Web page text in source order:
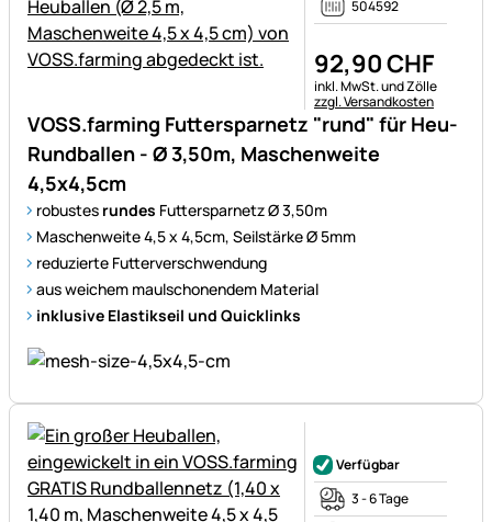
VOSS.farming Futtersparnetz "rund" für Heu-
Rundballen - Ø 3,50m, Maschenweite
4,5x4,5cm
robustes rundes Futtersparnetz Ø 3,50m
Maschenweite 4,5 x 4,5cm, Seilstärke Ø 5mm
reduzierte Futterverschwendung
aus weichem maulschonendem Material
inklusive Elastikseil und Quicklinks
504592
92,90CHF
Steuerhinweis:
inkl. MwSt. und Zölle
zzgl. Versandkosten
Verfügbar
3 - 6 Tage